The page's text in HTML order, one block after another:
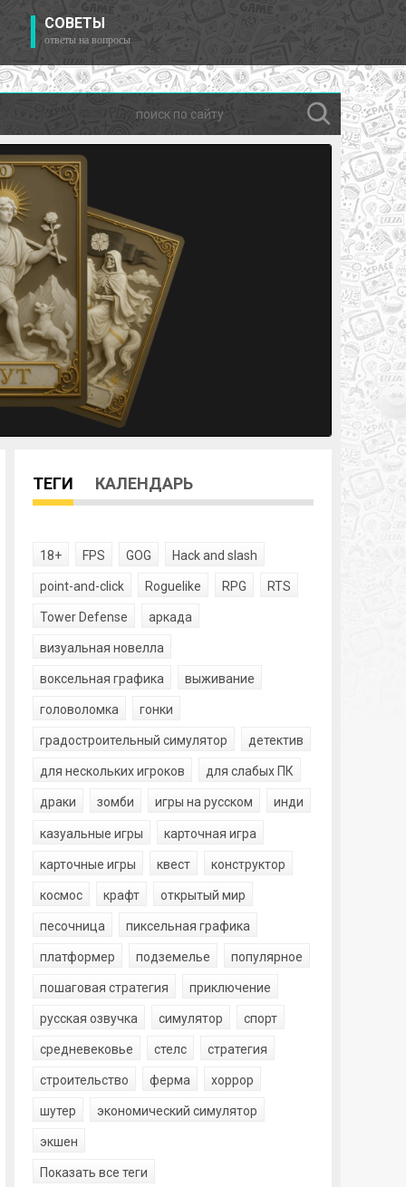
СОВЕТЫ
ответы на вопросы
ТЕГИ КАЛЕНДАРЬ
18+ FPS GOG Hack and slash
point-and-click Roguelike RPG RTS
Tower Defense аркада
визуальная новелла
воксельная графика выживание
головоломка гонки
градостроительный симулятор детектив
для нескольких игроков для слабых ПК
драки зомби игры на русском инди
казуальные игры карточная игра
карточные игры квест конструктор
космос крафт открытый мир
песочница пиксельная графика
платформер подземелье популярное
пошаговая стратегия приключение
русская озвучка симулятор спорт
средневековье стелс стратегия
строительство ферма хоррор
шутер экономический симулятор
экшен
Показать все теги